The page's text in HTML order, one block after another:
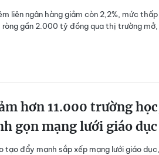
liên ngân hàng giảm còn 2,2%, mức
ròng gần 2.000 tỷ đồng qua thị trường
hơn 11.000 trường
gọn mạng lưới giáo dục
tạo đẩy mạnh sắp xếp mạng lưới giáo